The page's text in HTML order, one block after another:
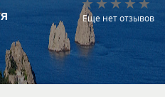
Еще нет отзывов